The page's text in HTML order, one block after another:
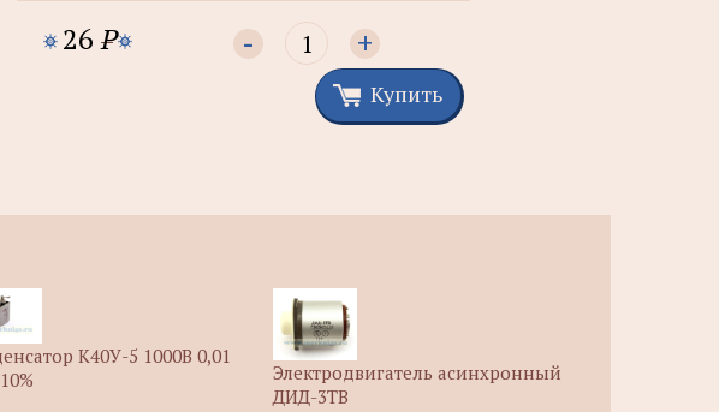
26 P - +
Купить
К40У-5 1000В 0,01
Электродвигатель асинхронный
ДИД-3ТВ